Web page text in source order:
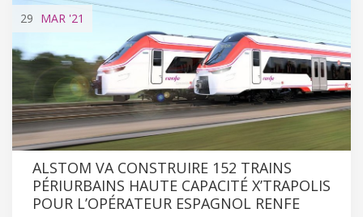
29 MAR '21
ALSTOM VA CONSTRUIRE 152 TRAINS
PÉRIURBAINS HAUTE CAPACITÉ X’TRAPOLIS
POUR L’OPÉRATEUR ESPAGNOL RENFE